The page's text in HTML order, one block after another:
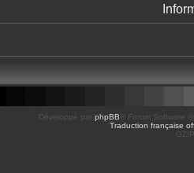
Développé par phpBB ® Forum Software
Traduction française